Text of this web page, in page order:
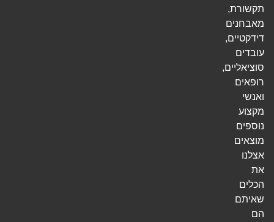
תקשורת,
מאבחנים
דידקטיים,
עובדים
סוציאליים,
רופאים
ואנשי
מקצוע
נוספים
מוצאים
אצלנו
את
הכלים
שאיתם
הם